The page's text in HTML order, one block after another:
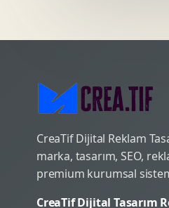
CreaTif Dijital Reklam
marka, tasarım, SEO,
premium kurumsal
CreaTif Dijital Tasarım